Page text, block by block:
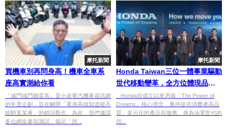
摩托新聞
買機車別再問身高！機車全車系
座高實測給你看
「城門城門雞蛋高」是小老婆汽機車資訊網
的年度企劃，旨在解開「看身高就知道能不
能騎某某車」的錯誤觀念。為此，我們邀請
多位網友參與測試，揭示「跨...
摩托新聞
Honda Taiwan三位一體事業驅動
世代移動變革，全方位體現品牌
核心價值
Honda自成立以來憑藉「The Power of
Dreams」核心理念，秉持提供消費者高品
質、多元化的產品與服務。身為油電世代的
領...